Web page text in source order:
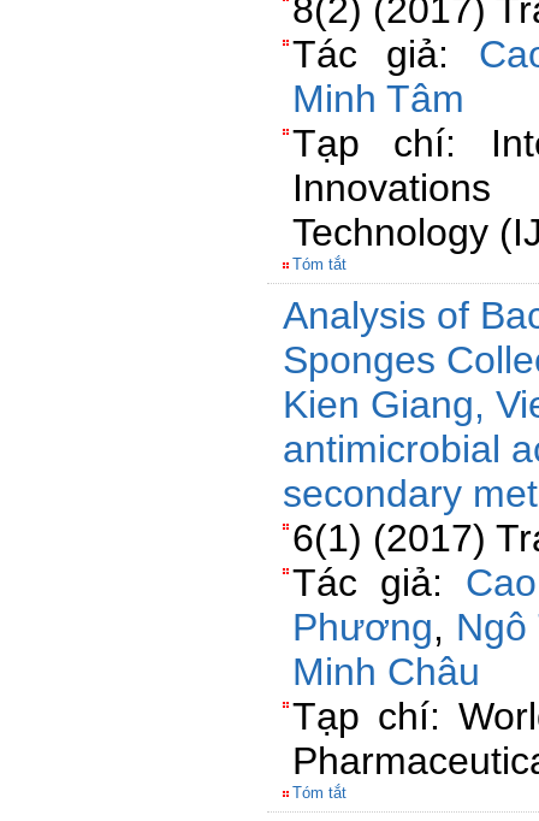
8(2) (2017)
Tác giả:
Minh Tâm
Tạp chí:
Technology
Tóm tắt
Analysis of
Sponges
Kien Giang,
antimicrobial
secondary
6(1) (2017)
Tác giả:
Phương, Ngô
Minh Châu
Tạp chí:
Tóm tắt